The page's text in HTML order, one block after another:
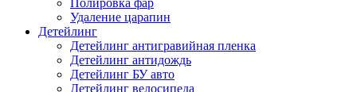
Полировка фар
Удаление царапин
Детейлинг
Детейлинг антигравийная пленка
Детейлинг антидождь
Детейлинг БУ авто
Детейлинг велосипеда